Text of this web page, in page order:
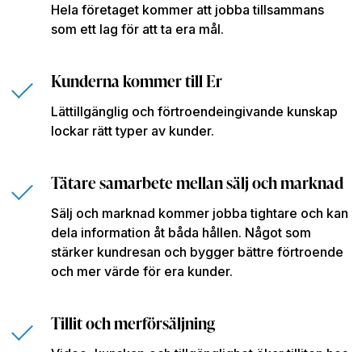
Hela företaget kommer att jobba tillsammans
som ett lag för att ta era mål.
Kunderna kommer till Er
Lättillgänglig och förtroendeingivande kunskap
lockar rätt typer av kunder.
Tätare samarbete mellan sälj och marknad
Sälj och marknad kommer jobba tightare och kan
dela information åt båda hållen. Något som
stärker kundresan och bygger bättre förtroende
och mer värde för era kunder.
Tillit och merförsäljning